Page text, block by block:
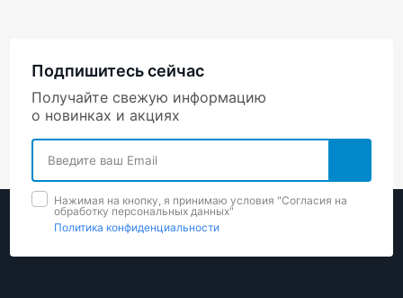
Подпишитесь сейчас
Получайте свежую информацию
о новинках и акциях
Нажимая на кнопку, я принимаю условия "Cогласия на
обработку персональных данных"
Политика конфиденциальности